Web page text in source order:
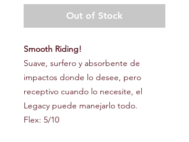
Out of Stock
Smooth Riding!
Suave, surfero y absorbente de
impactos donde lo desee, pero
receptivo cuando lo necesite, el
Legacy puede manejarlo todo.
Flex: 5/10